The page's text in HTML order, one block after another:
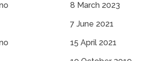
8 March 2023
7 June 2021
15 April 2021